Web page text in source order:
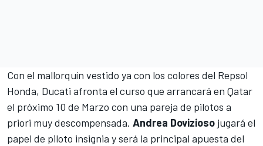
Con el mallorquín vestido ya con los colores del Repsol
Honda, Ducati afronta el curso que arrancará en Qatar
el próximo 10 de Marzo con una pareja de pilotos a
priori muy descompensada. Andrea Dovizioso jugará el
papel de piloto insignia y será la principal apuesta del